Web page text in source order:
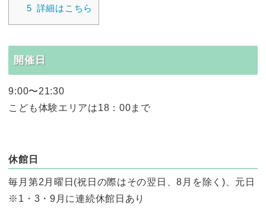
5 詳細はこちら
開催日
9:00〜21:30
こども体験エリアは18：00まで
休館日
毎月第2月曜日(祝日の際はその翌日、8月を除く)、元日
※1・3・9月に連続休館日あり